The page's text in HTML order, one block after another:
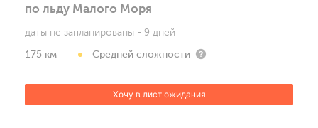
по льду Малого Моря
даты не запланированы - 9 дней
175 км Средней сложности
Хочу в лист ожидания